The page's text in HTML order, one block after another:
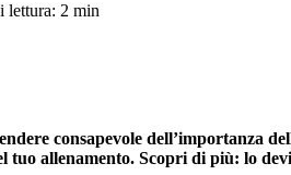
lettura: 2 min
consapevole dell’importanza
tuo allenamento. Scopri di più: lo